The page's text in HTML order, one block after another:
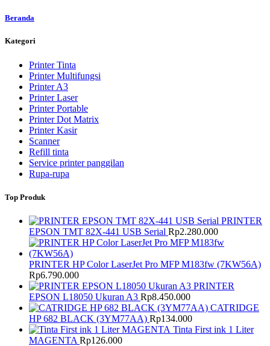
Beranda
Kategori
Printer Tinta
Printer Multifungsi
Printer A3
Printer Laser
Printer Portable
Printer Dot Matrix
Printer Kasir
Scanner
Refill tinta
Service printer panggilan
Rupa-rupa
Top Produk
PRINTER
EPSON TMT 82X-441 USB Serial Rp2.280.000
PRINTER HP Color LaserJet Pro MFP M183fw (7KW56A)
Rp6.790.000
PRINTER
EPSON L18050 Ukuran A3 Rp8.450.000
CATRIDGE
HP 682 BLACK (3YM77AA) Rp134.000
Tinta First ink 1 Liter
MAGENTA Rp126.000